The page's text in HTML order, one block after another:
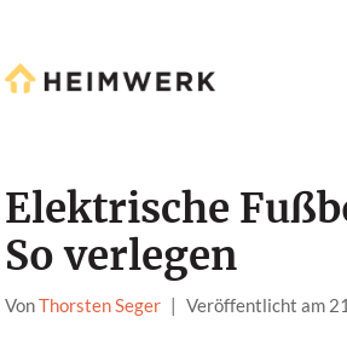
Elektrische
So verlegen
VonThorsten Seger | Veröffentlicht am